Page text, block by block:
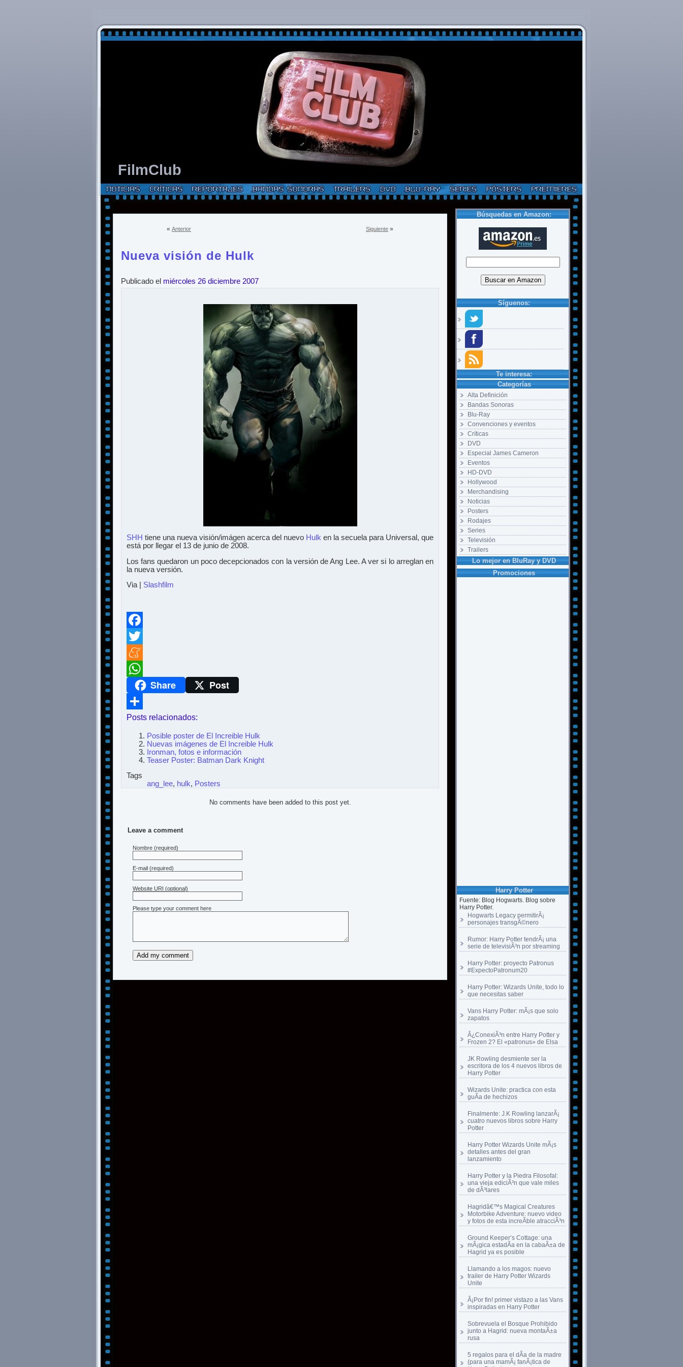
FilmClub
Búsquedas en Amazon:
Síguenos:
Te interesa:
Categorías
Alta Definición
Bandas Sonoras
Blu-Ray
Convenciones y eventos
Críticas
DVD
Especial James Cameron
Eventos
HD-DVD
Hollywood
Merchandising
Noticias
Posters
Rodajes
Series
Televisión
Trailers
Lo mejor en BluRay y DVD
Promociones
Harry Potter
Fuente: Blog Hogwarts. Blog sobre
Harry Potter.
Hogwarts Legacy permitirÃ¡
personajes transgÃ©nero
Rumor: Harry Potter tendrÃ¡ una
serie de televisiÃ³n por streaming
Harry Potter: proyecto Patronus
#ExpectoPatronum20
Harry Potter: Wizards Unite, todo lo
que necesitas saber
Vans Harry Potter: mÃ¡s que solo
zapatos
Â¿ConexiÃ³n entre Harry Potter y
Frozen 2? El «patronus» de Elsa
JK Rowling desmiente ser la
escritora de los 4 nuevos libros de
Harry Potter
Wizards Unite: practica con esta
guÃ­a de hechizos
Finalmente: J.K Rowling lanzarÃ¡
cuatro nuevos libros sobre Harry
Potter
Harry Potter Wizards Unite mÃ¡s
detalles antes del gran
lanzamiento
Harry Potter y la Piedra Filosofal:
una vieja ediciÃ³n que vale miles
de dÃ³lares
Hagridâ€™s Magical Creatures
Motorbike Adventure: nuevo video
y fotos de esta increÃ­ble atracciÃ³n
Ground Keeper’s Cottage: una
mÃ¡gica estadÃ­a en la cabaÃ±a de
Hagrid ya es posible
Llamando a los magos: nuevo
trailer de Harry Potter Wizards
Unite
Â¡Por fin! primer vistazo a las Vans
inspiradas en Harry Potter
Sobrevuela el Bosque Prohibido
junto a Hagrid: nueva montaÃ±a
rusa
5 regalos para el dÃ­a de la madre
(para una mamÃ¡ fanÃ¡tica de
Siguiente »
« Anterior
Nueva visión de Hulk
Publicado el miércoles 26 diciembre 2007
SHH tiene una nueva visión/imágen acerca del nuevo Hulk en la secuela para Universal, que
está por llegar el 13 de junio de 2008.
Los fans quedaron un poco decepcionados con la versión de Ang Lee. A ver si lo arreglan en
la nueva versión.
Via | Slashfilm
Facebook
Twitter
Meneame
WhatsAppShare Post
Compartir
Posts relacionados:
Posible poster de El Increible Hulk
Nuevas imágenes de El Increible Hulk
Ironman, fotos e información
Teaser Poster: Batman Dark Knight
Tags
ang_lee, hulk, Posters
No comments have been added to this post yet.
Leave a comment
Nombre (required)
E-mail (required)
Website URI (optional)
Please type your comment here